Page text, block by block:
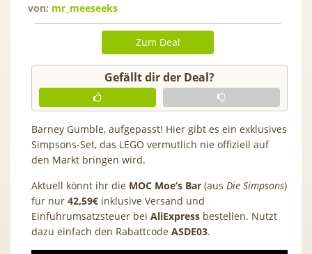
von: mr_meeseeks
Zum Deal
Gefällt dir der Deal?
Barney Gumble, aufgepasst! Hier gibt es ein exklusives
Simpsons-Set, das LEGO vermutlich nie offiziell auf
den Markt bringen wird.
Aktuell könnt ihr die MOC Moe’s Bar (aus Die Simpsons)
für nur 42,59€ inklusive Versand und
Einfuhrumsatzsteuer bei AliExpress bestellen. Nutzt
dazu einfach den Rabattcode ASDE03.